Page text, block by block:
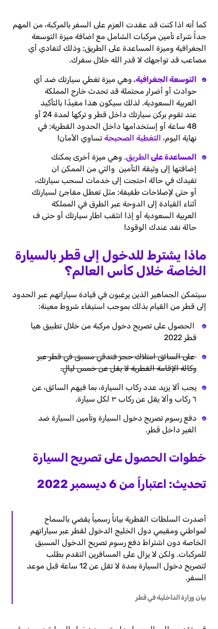
كما أنه اذا كنت قد عقدت العزم على السفر بالمركبة، من المهم
جداً شراء تأمين مركبات الشامل مع اضافة ميزة التوسعة
الجغرافية وميزة المساعدة على الطريق; وذلك لتفادي أي
مصاعب قد تواجهك لا قدر الله خلال سفرك.
التوسعة الجغرافية. وهي ميزة تغطي سيارتك ضد أي
حوادث أو أضرار محتملة قد تحدث خارج المملكة
العربية السعودية. لذلك سيكون هذا مفيدًا بالتأكيد
عند تقوم بركن سيارتك داخل قطر و تركها لمدة 24 أو
48 ساعة أو إستخدامها داخل الحدود القطرية; في
نهاية اليوم، التغطية الصحيحة تساوي الأمان!
المساعدة على الطريق. وهي ميزة أخرى يمكنك
إضافتها إلى وثيقة التأمين والتي من الممكن ان
تفيدك في حالة احتجت إلى خدمات لسحب سيارتك،
أو حتى لإصلاحات طفيفة; مثل تعطل مفاجئ لسيارتك
أثناء القيادة إلى الدوحة عبر الطرق في المملكة
العربية السعودية أو إذا انثقب اطار سيارتك أو حتى ف
حالة نفد عندك الوقود!
ماذا يشترط للدخول إلى قطر بالسيارة
الخاصة خلال كأس العالم؟
سيتمكن الجماهير الذين يرغبون في قيادة سياراتهم عبر الحدود
إلى قطر من القيام بذلك بموجب استيفاء شروط معينة:
الحصول على تصريح دخول مركبة من خلال تطبيق هيا
قطر 2022
على السائق امتلاك حجز فندقي مسبق في قطر عبر
وكالة الإقامة القطرية لا يقل عن خمس ليالٍ.
يجب ألا يزيد عدد ركاب السيارة، بما فيهم السائق، عن
٦ ركاب وألا يقل عن ركاب ۳ لكل سيارة.
دفع رسوم تصريح دخول السيارة وتأمين السيارة ضد
الغير داخل قطر.
خطوات الحصول على تصريح السيارة
تحديث: اعتباراً من 6 ديسمبر 2022
أصدرت السلطات القطرية بياناً رسمياً يقضي بالسماح
لمواطني ومقيمي دول الخليج الدخول لقطر عبر سياراتهم
الخاصة دون اشتراط دفع رسوم تصريح الدخول المسبق
للمركبات. ولكن لا يزال على المسافرين التقدم بطلب
لتصريح دخول السيارة بمدة لا تقل عن 12 ساعة قبل موعد
السفر.
بيان وزارة الداخلية في قطر